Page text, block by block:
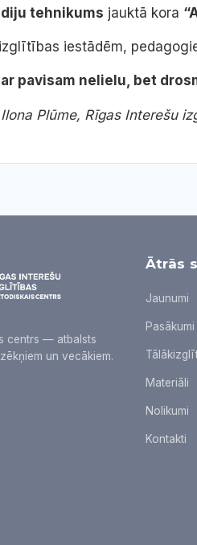
tehnikums jauktā kora
iestādēm,
pavisam nelielu, bet
Plūme, Rīgas Interešu
centrs — atbalsts
un vecākiem.
Ātrās
Jaunumi
Pasākumi
Materiāli
Nolikumi
Kontakti